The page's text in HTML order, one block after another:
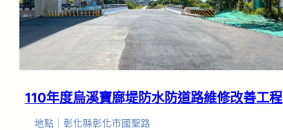
110年度烏溪寶廍堤防水防道路維修改善工程
地點｜彰化縣彰化市國聖路